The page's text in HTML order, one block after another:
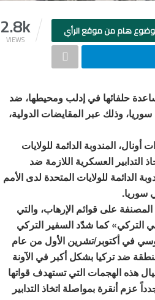
2.8k
VIEWS
هام من موقع الرأي
حلفائها في إدلب ومحيطها، ضد
وذلك عبر المقايضات الدولية،
المندوبة الدائمة للولايات
التدابير العسكرية اللازمة ضد
الدائمة للولايات المتحدة لدى الأمم
سوريا.
على قوائم الإرهاب، والتي
التركي» كما شدّد السفير التركي
في أكتوبر/تشرين الأول من عام
ضد تركيا بشكل أكبر في الآونة
هذه الهجمات التي تستهدف قواتها
عزم أنقرة بمواصلة اتخاذ التدابير